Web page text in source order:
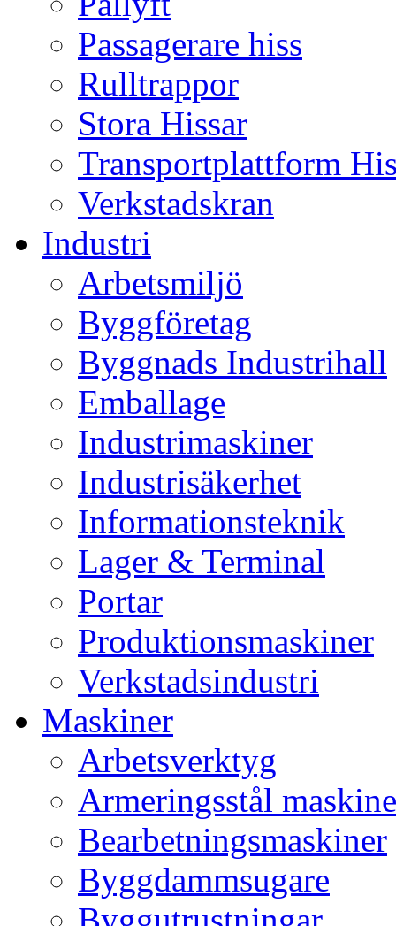
Passagerare hiss
Rulltrappor
Stora Hissar
Transportplattform
Verkstadskran
Industri
Arbetsmiljö
Byggföretag
Byggnads Industrihall
Emballage
Industrimaskiner
Industrisäkerhet
Informationsteknik
Lager & Terminal
Portar
Produktionsmaskiner
Verkstadsindustri
Maskiner
Arbetsverktyg
Armeringsstål
Bearbetningsmaskiner
Byggdammsugare